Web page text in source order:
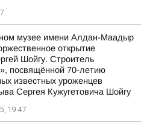
музее имени Алдан-Маадыр
открытие
Шойгу. Строитель
посвящённой 70-летию
известных уроженцев
Сергея Кужугетовича Шойгу
19:47